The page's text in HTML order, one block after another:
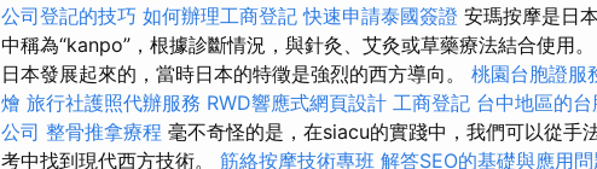
公司登記的技巧 如何辦理工商登記 快速申請泰國簽證 安瑪按摩是日
中稱為“kanpo”，根據診斷情況，與針灸、艾灸或草藥療法結合使用
日本發展起來的，當時日本的特徵是強烈的西方導向。 桃園台胞證服
燴 旅行社護照代辦服務 RWD響應式網頁設計 工商登記 台中地區的
公司 整骨推拿療程 毫不奇怪的是，在siacu的實踐中，我們可以從手
考中找到現代西方技術。 筋絡按摩技術專班 解答SEO的基礎與應用問